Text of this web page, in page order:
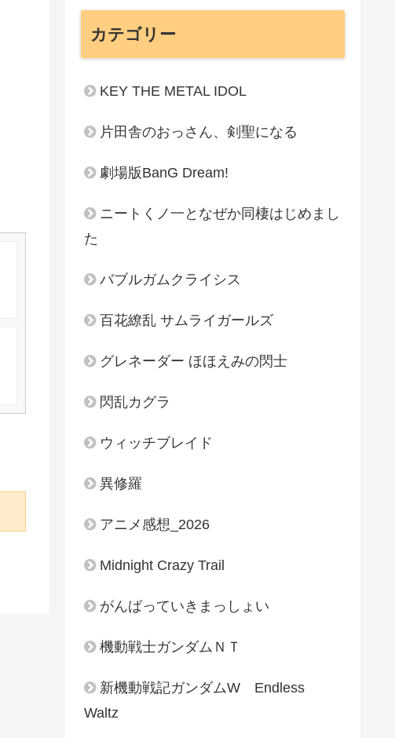
カテゴリー
KEY THE METAL IDOL
片田舎のおっさん、剣聖になる
劇場版BanG Dream!
ニートくノ一となぜか同棲はじめまし
た
バブルガムクライシス
百花繚乱 サムライガールズ
グレネーダー ほほえみの閃士
閃乱カグラ
ウィッチブレイド
異修羅
アニメ感想_2026
Midnight Crazy Trail
がんばっていきまっしょい
機動戦士ガンダムＮＴ
新機動戦記ガンダムW Endless
Waltz